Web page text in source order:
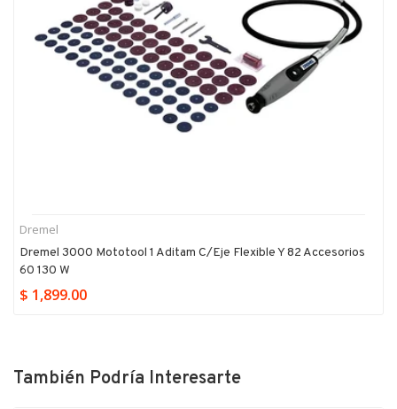
Dremel
Dremel 3000 Mototool 1 Aditam C/eje Flexible Y 82 Accesorios
60 130 W
$ 1,899.00
También Podría Interesarte